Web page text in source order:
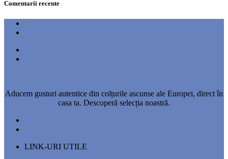
Comentarii recente
Aducem gusturi autentice din colțurile ascunse ale Europei, direct în
casa ta. Descoperă selecția noastră.
LINK-URI UTILE